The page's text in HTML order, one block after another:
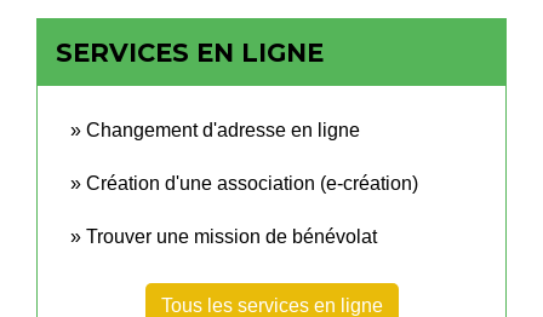
SERVICES EN LIGNE
Changement d'adresse en ligne
Création d'une association (e-création)
Trouver une mission de bénévolat
Tous les services en ligne